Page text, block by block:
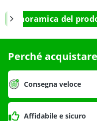
Panoramica del
Perché
Consegna veloce
Affidabile e sicuro